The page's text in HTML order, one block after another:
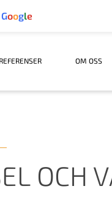
Google
REFERENSER OM OSS
OCH